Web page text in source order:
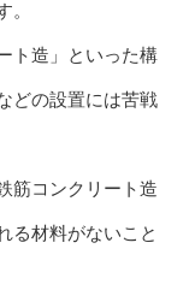
。
ト造」といった構
どの設置には苦戦
筋コンクリート造
る材料がないこと